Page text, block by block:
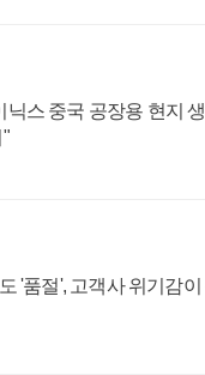
스 중국 공장용 현지
"
'품절', 고객사 위기감